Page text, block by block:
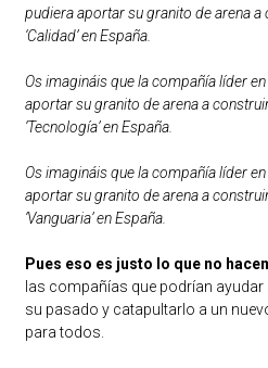
pudiera aportar su granito de arena a
‘Calidad’ en España.
Os imagináis que la compañía líder
aportar su granito de arena a
‘Tecnología’ en España.
Os imagináis que la compañía líder
aportar su granito de arena a
‘Vanguaria’ en España.
Pues eso es justo lo que no
las compañías que podrían ayudar
su pasado y catapultarlo a un
para todos.